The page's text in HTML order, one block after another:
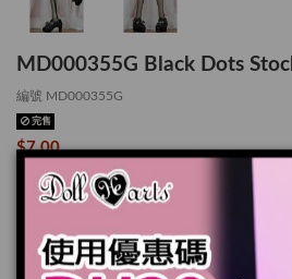
MD000355G Black Dots
編號 MD000355G
完售
$7.00
Black Dots Stocking [MSD]
顏色/圖案: 黑色波點